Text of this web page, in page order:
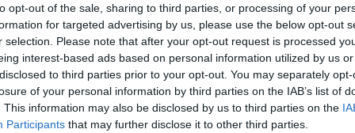
opt-out of the sale, sharing to third parties, or processing of your
for targeted advertising by us, please use the below opt-out
selection. Please note that after your opt-out request is processed
interest-based ads based on personal information utilized by us
to third parties prior to your opt-out. You may separately
of your personal information by third parties on the IAB’s list of
This information may also be disclosed by us to third parties on the
Participants that may further disclose it to other third parties.
aristokratické rodiny, podařilo se mu v roce 2018
prolomit jedno velké tabu. Stal se
který vstoupil do manželství s osobou
i požehnání bývalé manželky Lady Penny,
den k oltáři. „Oni o tom moc ve skutečnosti
je většinou... složitá,“ komentoval Lord
paláce, který se před rokem rozhodl